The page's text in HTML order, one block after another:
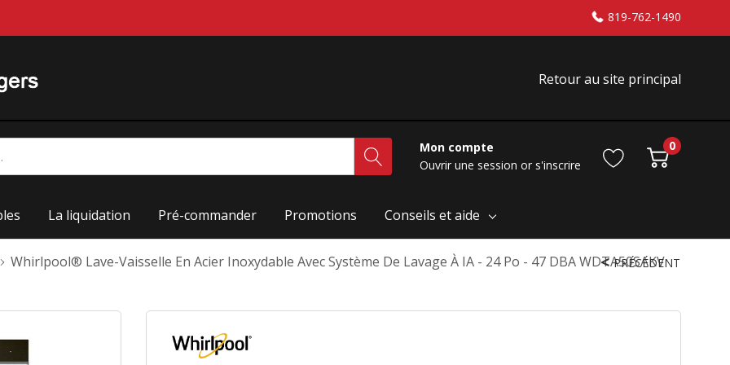
819-762-1490
Retour au site principal
Mon compte
Ouvrir une session or s'inscrire
0
La liquidation Pré-commander Promotions Conseils et aide
Whirlpool® Lave-Vaisselle En Acier Inoxydable Avec Système De Lavage À IA - 24 Po - 47 DBA WDTA50SAKV
PRÉCÉDENT